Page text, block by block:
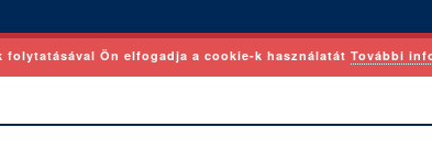
folytatásával Ön elfogadja a cookie-k használatát További